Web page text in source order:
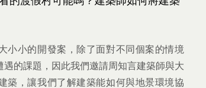
小小的開發案，除了面對不同個案的情境
的課題，因此我們邀請周知言建築師與大
築，讓我們了解建築能如何與地景環境協